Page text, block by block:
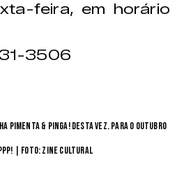
feira, em horário
3506
Pimenta & Pinga! Desta vez. para o Outubro
| Foto: Zine Cultural